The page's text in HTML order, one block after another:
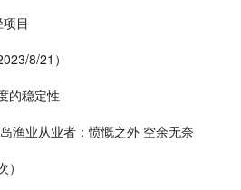
目
8/21）
的稳定性
渔业从业者：愤慨之外 空余无奈